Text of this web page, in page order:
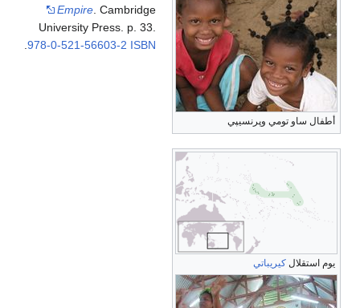
أطفال ساو تومي وپرنسيپي
يوم استقلال كيريباتي
Empire. Cambridge
University Press. p. 33.
ISBN
978-0-521-56603-2
.